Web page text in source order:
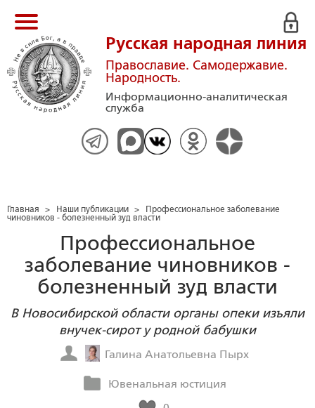
Русская народная линия
Православие. Самодержавие.
Народность.
Информационно-аналитическая
служба
Главная > Наши публикации >
Профессиональное заболевание
чиновников - болезненный зуд власти
Профессиональное
заболевание чиновников -
болезненный зуд власти
В Новосибирской области органы опеки изъяли
внучек-сирот у родной бабушки
Галина Анатольевна Пырх
Ювенальная юстиция